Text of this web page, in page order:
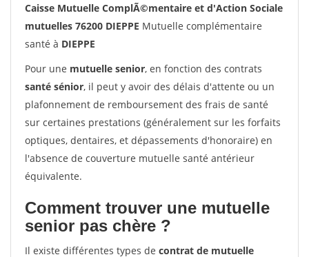
Caisse Mutuelle ComplÃ©mentaire et d'Action Sociale
mutuelles 76200 DIEPPE Mutuelle complémentaire
santé à DIEPPE
Pour une mutuelle senior, en fonction des contrats
santé sénior, il peut y avoir des délais d'attente ou un
plafonnement de remboursement des frais de santé
sur certaines prestations (généralement sur les forfaits
optiques, dentaires, et dépassements d'honoraire) en
l'absence de couverture mutuelle santé antérieur
équivalente.
Comment trouver une mutuelle
senior pas chère ?
Il existe différentes types de contrat de mutuelle